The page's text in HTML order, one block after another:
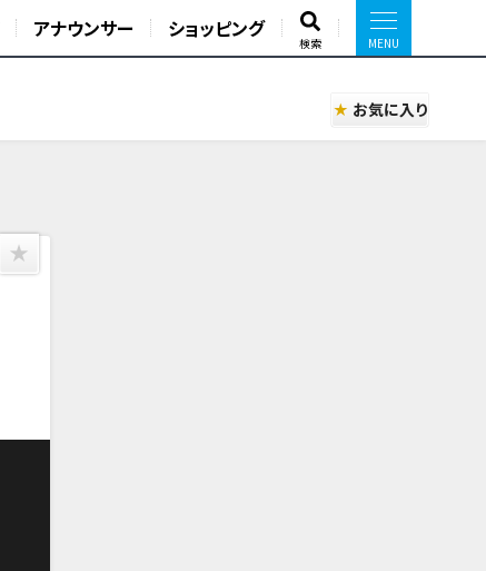
アナウンサー ショッピング
検索
お気に入り